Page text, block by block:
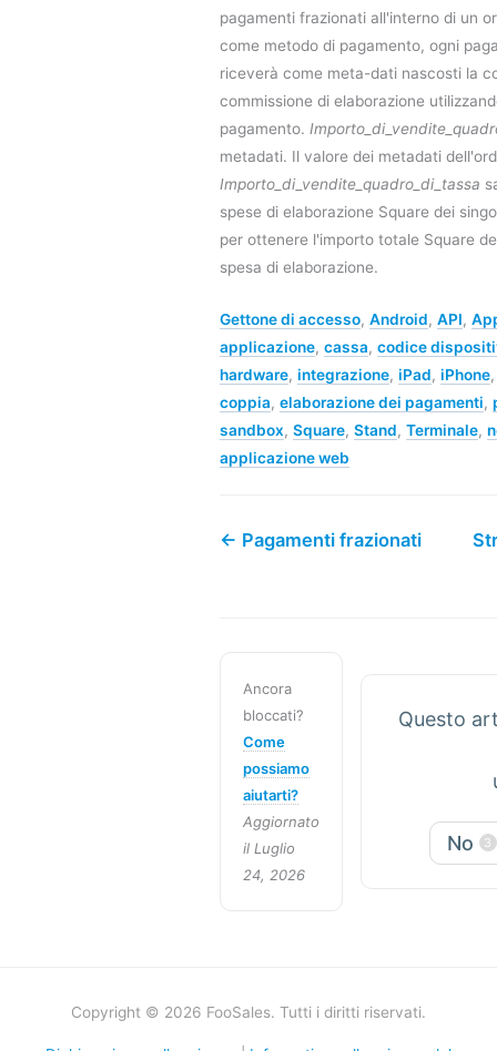
pagamenti frazionati all'interno di un
come metodo di pagamento, ogni
riceverà come meta-dati nascosti la
commissione di elaborazione
pagamento.
metadati. Il valore dei metadati
Importo_di_vendite_quadro_di_tassa
spese di elaborazione Square dei
per ottenere l'importo totale Square
spesa di elaborazione.
Gettone di accesso, Android, API,
applicazione, cassa, codice
hardware, integrazione, iPad, iPhone
coppia, elaborazione dei pagamenti,
sandbox, Square, Stand, Terminale,
applicazione web
← Pagamenti frazionati
Ancora
bloccati?
Come
possiamo
aiutarti?
Aggiornato
il Luglio
24, 2026
Questo
No 3
Copyright © 2026 FooSales. Tutti i diritti riservati.